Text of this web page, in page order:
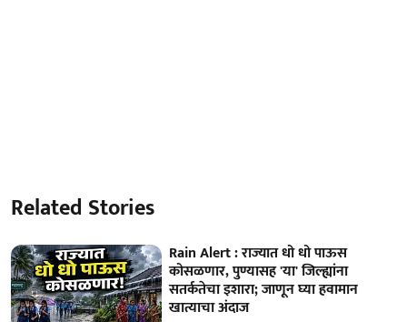
Related Stories
Rain Alert : राज्यात धो धो पाऊस
कोसळणार, पुण्यासह 'या' जिल्ह्यांना
सतर्कतेचा इशारा; जाणून घ्या हवामान
खात्याचा अंदाज